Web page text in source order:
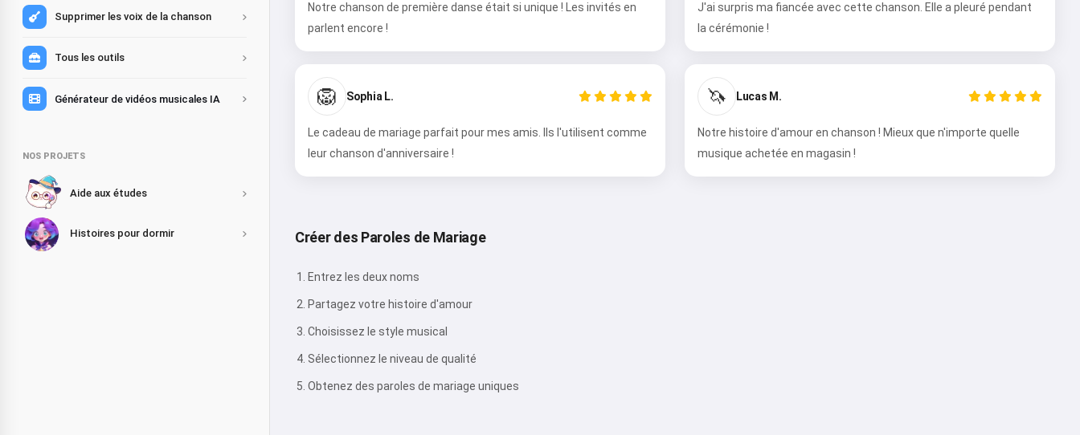
Supprimer les voix de la chanson
Tous les outils
Générateur de vidéos musicales IA
NOS PROJETS
Aide aux études
Histoires pour dormir
Notre chanson de première danse était si unique ! Les invités en
parlent encore !
J'ai surpris ma fiancée avec cette chanson. Elle a pleuré pendant
la cérémonie !
🦁 Sophia L.
Le cadeau de mariage parfait pour mes amis. Ils l'utilisent comme
leur chanson d'anniversaire !
🦄 Lucas M.
Notre histoire d'amour en chanson ! Mieux que n'importe quelle
musique achetée en magasin !
Créer des Paroles de Mariage
Entrez les deux noms
Partagez votre histoire d'amour
Choisissez le style musical
Sélectionnez le niveau de qualité
Obtenez des paroles de mariage uniques
Je peux créer des chansons, écrire
Politique de confidentialité